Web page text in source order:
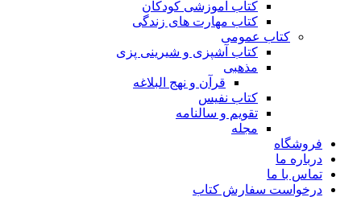
کتاب آموزشی کودکان
کتاب مهارت های زندگی
کتاب عمومی
کتاب آشپزی و شیرینی پزی
مذهبی
قرآن و نهج البلاغه
کتاب نفیس
تقویم و سالنامه
مجله
فروشگاه
درباره ما
تماس با ما
درخواست سفارش کتاب